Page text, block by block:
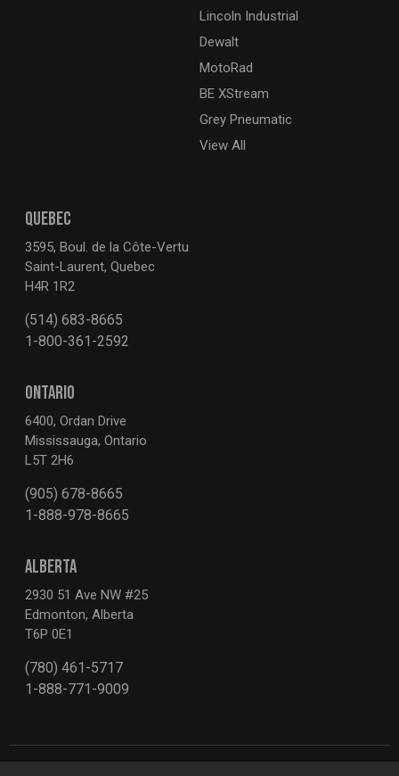
QUEBEC
3595, Boul. de la Côte-Vertu
Saint-Laurent, Quebec
H4R 1R2
(514) 683-8665
1-800-361-2592
ONTARIO
6400, Ordan Drive
Mississauga, Ontario
L5T 2H6
(905) 678-8665
1-888-978-8665
ALBERTA
2930 51 Ave NW #25
Edmonton, Alberta
T6P 0E1
(780) 461-5717
1-888-771-9009
Lincoln Industrial
Dewalt
MotoRad
BE XStream
Grey Pneumatic
View All